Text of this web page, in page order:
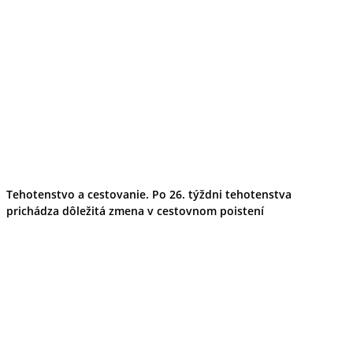
Tehotenstvo a cestovanie. Po 26. týždni tehotenstva
prichádza dôležitá zmena v cestovnom poistení